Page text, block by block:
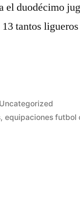
el duodécimo
tantos
Publicado
Uncategorized
,equipaciones futbol